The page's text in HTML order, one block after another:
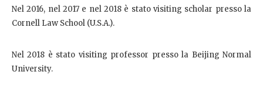
Nel 2016, nel 2017 e nel 2018 è stato visiting scholar presso la
Cornell Law School (U.S.A.).
Nel 2018 è stato visiting professor presso la Beijing Normal
University.